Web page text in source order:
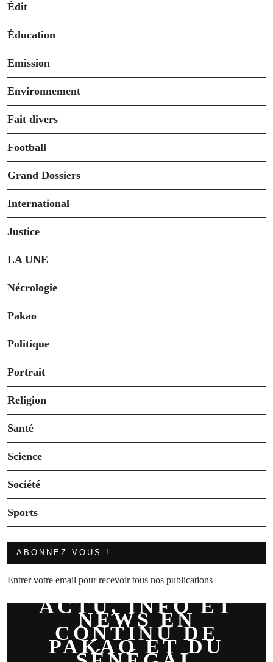
Édit
Éducation
Emission
Environnement
Fait divers
Football
Grand Dossiers
International
Justice
LA UNE
Nécrologie
Pakao
Politique
Portrait
Religion
Santé
Science
Société
Sports
ABONNEZ VOUS !
Entrer votre email pour recevoir tous nos publications
ACTU, INFO ET
NEWS EN
CONTINU DE
PAKAO ET DU